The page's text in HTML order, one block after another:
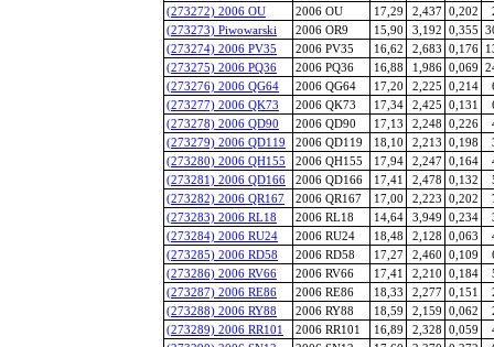
(273272) 2006 OU
2006 OU 17,29 2,437 0,202
(273273) Piwowarski
2006 OR9 15,90 3,192 0,355
(273274) 2006 PV35
2006 PV35 16,62 2,683 0,176
(273275) 2006 PQ36
2006 PQ36 16,88 1,986 0,069
(273276) 2006 QG64
2006 QG64 17,20 2,225 0,214
(273277) 2006 QK73
2006 QK73 17,34 2,425 0,131
(273278) 2006 QD90
2006 QD90 17,13 2,248 0,226
(273279) 2006 QD119
2006 QD119 18,10 2,213 0,198
(273280) 2006 QH155
2006 QH155 17,94 2,247 0,164
(273281) 2006 QD166
2006 QD166 17,41 2,478 0,132
(273282) 2006 QR167
2006 QR167 17,00 2,223 0,202
(273283) 2006 RL18
2006 RL18 14,64 3,949 0,234
(273284) 2006 RU24
2006 RU24 18,48 2,128 0,063
(273285) 2006 RD58
2006 RD58 17,27 2,460 0,109
(273286) 2006 RV66
2006 RV66 17,41 2,210 0,184
(273287) 2006 RE86
2006 RE86 18,33 2,277 0,151
(273288) 2006 RY88
2006 RY88 18,59 2,159 0,062
(273289) 2006 RR101
2006 RR101 16,89 2,328 0,059